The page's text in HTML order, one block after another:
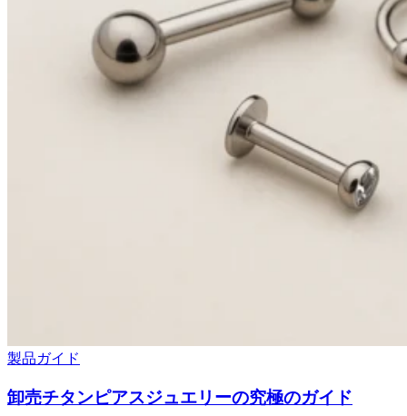
製品ガイド
卸売チタンピアスジュエリーの究極のガイド